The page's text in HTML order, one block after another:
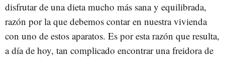
disfrutar de una dieta mucho más sana y equilibrada,
razón por la que debemos contar en nuestra vivienda
con uno de estos aparatos. Es por esta razón que resulta,
a día de hoy, tan complicado encontrar una freidora de